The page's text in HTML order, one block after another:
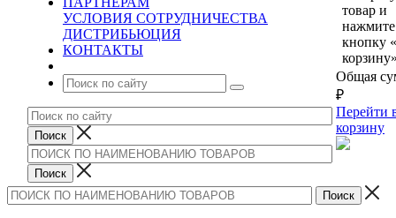
УСЛОВИЯ СОТРУДНИЧЕСТВА
ДИСТРИБЬЮЦИЯ
КОНТАКТЫ
товар и
нажмите
кнопку
Общая
₽
Перейти
корзину